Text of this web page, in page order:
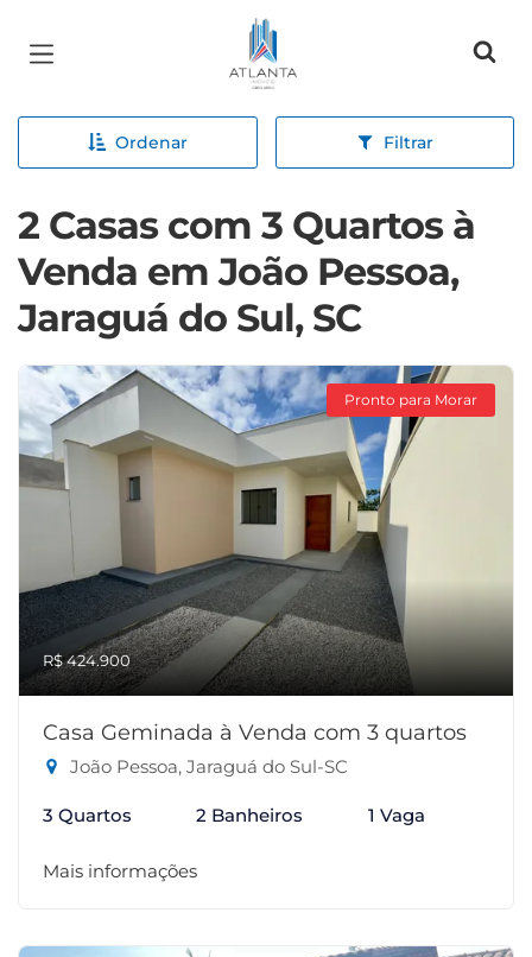
Página inicial
Ordenar Filtrar
2 Casas com 3 Quartos à
Venda em João Pessoa,
Jaraguá do Sul, SC
Pronto para Morar
R$ 424.900
Casa Geminada à Venda com 3 quartos
João Pessoa, Jaraguá do Sul-SC
3 Quartos 2 Banheiros 1 Vaga
Mais informações